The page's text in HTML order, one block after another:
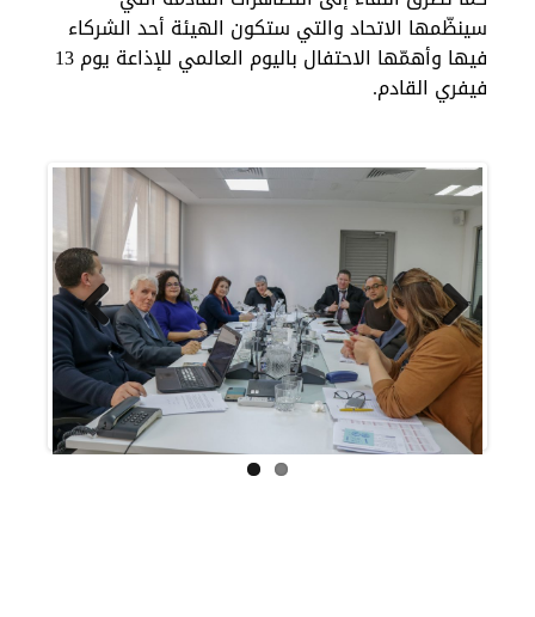
سينظّمها الاتحاد والتي ستكون الهيئة أحد الشركاء
فيها وأهمّها الاحتفال باليوم العالمي للإذاعة يوم 13
فيفري القادم.
Previous Next
تبديل اللغة